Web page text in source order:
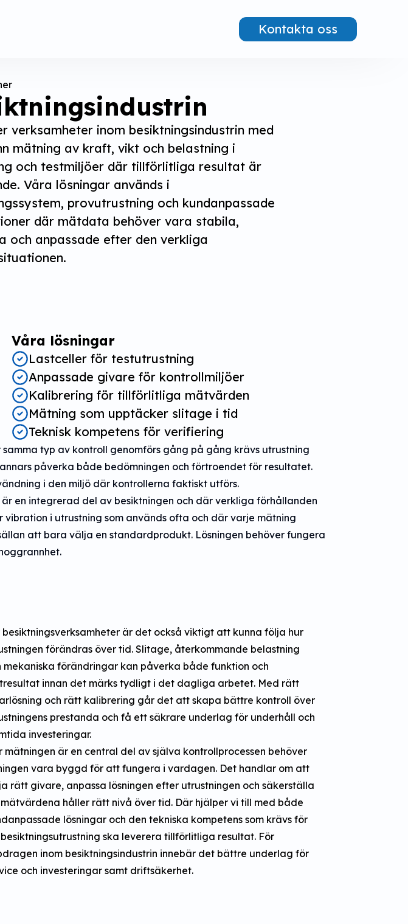
Kontakta oss
verksamheter inom besiktningsindustrin med
mätning av kraft, vikt och belastning i
och testmiljöer där tillförlitliga resultat är
Våra lösningar används i
provutrustning och kundanpassade
där mätdata behöver vara stabila,
och anpassade efter den verkliga
Våra lösningar
Lastceller för testutrustning
Anpassade givare för kontrollmiljöer
Kalibrering för tillförlitliga mätvärden
Mätning som upptäcker slitage i tid
Teknisk kompetens för verifiering
typ av kontroll genomförs gång på gång krävs utrustning
påverka både bedömningen och förtroendet för resultatet.
i den miljö där kontrollerna faktiskt utförs.
en integrerad del av besiktningen och där verkliga förhållanden
i utrustning som används ofta och där varje mätning
att bara välja en standardprodukt. Lösningen behöver fungera
besiktningsverksamheter är det också viktigt att kunna följa hur
förändras över tid. Slitage, återkommande belastning
mekaniska förändringar kan påverka både funktion och
innan det märks tydligt i det dagliga arbetet. Med rätt
och rätt kalibrering går det att skapa bättre kontroll över
prestanda och få ett säkrare underlag för underhåll och
investeringar.
mätningen är en central del av själva kontrollprocessen behöver
vara byggd för att fungera i vardagen. Det handlar om att
rätt givare, anpassa lösningen efter utrustningen och säkerställa
håller rätt nivå över tid. Där hjälper vi till med både
lösningar och den tekniska kompetens som krävs för
ska leverera tillförlitliga resultat. För
inom besiktningsindustrin innebär det bättre underlag för
och investeringar samt driftsäkerhet.